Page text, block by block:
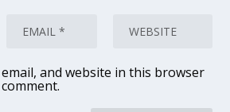
email, and website in this browser